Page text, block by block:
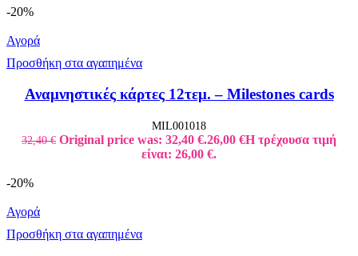
-20%
Αγορά
Προσθήκη στα αγαπημένα
Αναμνηστικές κάρτες 12τεμ. – Milestones cards
MIL001018
32,40€ Original price was: 32,40 €.26,00 €Η τρέχουσα τιμή
είναι: 26,00 €.
-20%
Αγορά
Προσθήκη στα αγαπημένα